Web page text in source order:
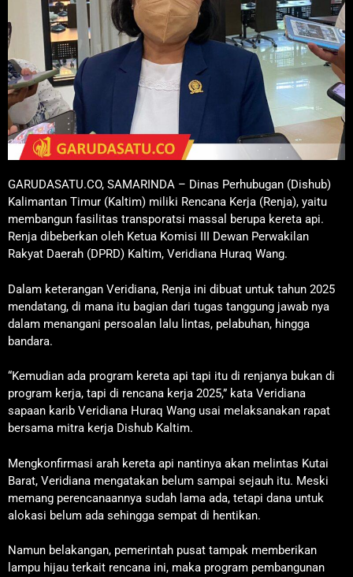
GARUDASATU.CO, SAMARINDA – Dinas Perhubugan (Dishub)
Kalimantan Timur (Kaltim) miliki Rencana Kerja (Renja), yaitu
membangun fasilitas transporatsi massal berupa kereta api.
Renja dibeberkan oleh Ketua Komisi III Dewan Perwakilan
Rakyat Daerah (DPRD) Kaltim, Veridiana Huraq Wang.
Dalam keterangan Veridiana, Renja ini dibuat untuk tahun 2025
mendatang, di mana itu bagian dari tugas tanggung jawab nya
dalam menangani persoalan lalu lintas, pelabuhan, hingga
bandara.
“Kemudian ada program kereta api tapi itu di renjanya bukan di
program kerja, tapi di rencana kerja 2025,” kata Veridiana
sapaan karib Veridiana Huraq Wang usai melaksanakan rapat
bersama mitra kerja Dishub Kaltim.
Mengkonfirmasi arah kereta api nantinya akan melintas Kutai
Barat, Veridiana mengatakan belum sampai sejauh itu. Meski
memang perencanaannya sudah lama ada, tetapi dana untuk
alokasi belum ada sehingga sempat di hentikan.
Namun belakangan, pemerintah pusat tampak memberikan
lampu hijau terkait rencana ini, maka program pembangunan